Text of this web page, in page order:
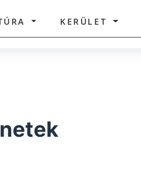
KERÜLET